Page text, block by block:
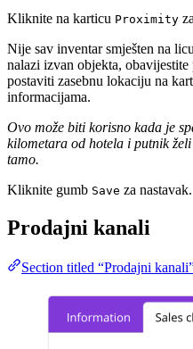
Kliknite na karticu Proximity
Nije sav inventar smješten na
nalazi izvan objekta,
postaviti zasebnu lokaciju na
informacijama.
Ovo može biti korisno kada je
kilometara od hotela i putnik
tamo.
Kliknite gumb Save za nastavak.
Prodajni kanali
Section titled “Prodajni